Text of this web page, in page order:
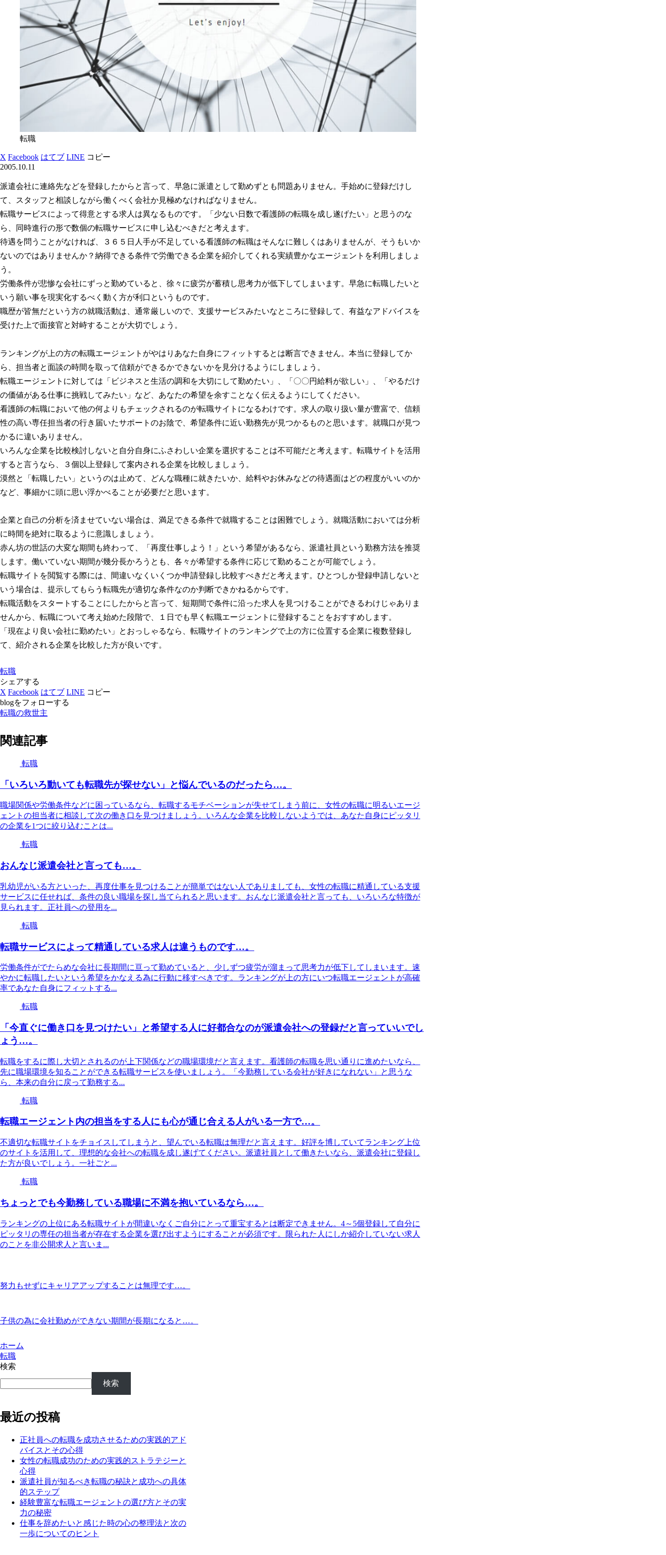
転職
X Facebook はてブ LINE コピー
2005.10.11
派遣会社に連絡先などを登録したからと言って、早急に派遣として勤めずとも問題ありません。手始めに登録だけし
て、スタッフと相談しながら働くべく会社か見極めなければなりません。
転職サービスによって得意とする求人は異なるものです。「少ない日数で看護師の転職を成し遂げたい」と思うのな
ら、同時進行の形で数個の転職サービスに申し込むべきだと考えます。
待遇を問うことがなければ、３６５日人手が不足している看護師の転職はそんなに難しくはありませんが、そうもいか
ないのではありませんか？納得できる条件で労働できる企業を紹介してくれる実績豊かなエージェントを利用しましょ
う。
労働条件が悲惨な会社にずっと勤めていると、徐々に疲労が蓄積し思考力が低下してしまいます。早急に転職したいと
いう願い事を現実化するべく動く方が利口というものです。
職歴が皆無だという方の就職活動は、通常厳しいので、支援サービスみたいなところに登録して、有益なアドバイスを
受けた上で面接官と対峙することが大切でしょう。
ランキングが上の方の転職エージェントがやはりあなた自身にフィットするとは断言できません。本当に登録してか
ら、担当者と面談の時間を取って信頼ができるかできないかを見分けるようにしましょう。
転職エージェントに対しては「ビジネスと生活の調和を大切にして勤めたい」、「〇〇円給料が欲しい」、「やるだけ
の価値がある仕事に挑戦してみたい」など、あなたの希望を余すことなく伝えるようにしてください。
看護師の転職において他の何よりもチェックされるのが転職サイトになるわけです。求人の取り扱い量が豊富で、信頼
性の高い専任担当者の行き届いたサポートのお陰で、希望条件に近い勤務先が見つかるものと思います。就職口が見つ
かるに違いありません。
いろんな企業を比較検討しないと自分自身にふさわしい企業を選択することは不可能だと考えます。転職サイトを活用
すると言うなら、３個以上登録して案内される企業を比較しましょう。
漠然と「転職したい」というのは止めて、どんな職種に就きたいか、給料やお休みなどの待遇面はどの程度がいいのか
など、事細かに頭に思い浮かべることが必要だと思います。
企業と自己の分析を済ませていない場合は、満足できる条件で就職することは困難でしょう。就職活動においては分析
に時間を絶対に取るように意識しましょう。
赤ん坊の世話の大変な期間も終わって、「再度仕事しよう！」という希望があるなら、派遣社員という勤務方法を推奨
します。働いていない期間が幾分長かろうとも、各々が希望する条件に応じて勤めることが可能でしょう。
転職サイトを閲覧する際には、間違いなくいくつか申請登録し比較すべきだと考えます。ひとつしか登録申請しないと
いう場合は、提示してもらう転職先が適切な条件なのか判断できかねるからです。
転職活動をスタートすることにしたからと言って、短期間で条件に沿った求人を見つけることができるわけじゃありま
せんから、転職について考え始めた段階で、１日でも早く転職エージェントに登録することをおすすめします。
「現在より良い会社に勤めたい」とおっしゃるなら、転職サイトのランキングで上の方に位置する企業に複数登録し
て、紹介される企業を比較した方が良いです。
転職
シェアする
X Facebook はてブ LINE コピー
blogをフォローする
転職の救世主
関連記事
転職
「いろいろ動いても転職先が探せない」と悩んでいるのだったら…。
職場関係や労働条件などに困っているなら、転職するモチベーションが失せてしまう前に、女性の転職に明るいエージ
ェントの担当者に相談して次の働き口を見つけましょう。いろんな企業を比較しないようでは、あなた自身にピッタリ
の企業を1つに絞り込むことは...
転職
おんなじ派遣会社と言っても…。
乳幼児がいる方といった、再度仕事を見つけることが簡単ではない人でありましても、女性の転職に精通している支援
サービスに任せれば、条件の良い職場を探し当てられると思います。おんなじ派遣会社と言っても、いろいろな特徴が
見られます。正社員への登用を...
転職
転職サービスによって精通している求人は違うものです…。
労働条件がでたらめな会社に長期間に亘って勤めていると、少しずつ疲労が溜まって思考力が低下してしまいます。速
やかに転職したいという希望をかなえる為に行動に移すべきです。ランキングが上の方にいつ転職エージェントが高確
率であなた自身にフィットする...
転職
「今直ぐに働き口を見つけたい」と希望する人に好都合なのが派遣会社への登録だと言っていいでし
ょう…。
転職をするに際し大切とされるのが上下関係などの職場環境だと言えます。看護師の転職を思い通りに進めたいなら、
先に職場環境を知ることができる転職サービスを使いましょう。「今勤務している会社が好きになれない」と思うな
ら、本来の自分に戻って勤務する...
転職
転職エージェント内の担当をする人にも心が通じ合える人がいる一方で…。
不適切な転職サイトをチョイスしてしまうと、望んでいる転職は無理だと言えます。好評を博していてランキング上位
のサイトを活用して、理想的な会社への転職を成し遂げてください。派遣社員として働きたいなら、派遣会社に登録し
た方が良いでしょう。一社ごと...
転職
ちょっとでも今勤務している職場に不満を抱いているなら…。
ランキングの上位にある転職サイトが間違いなくご自分にとって重宝するとは断定できません。4～5個登録して自分に
ピッタリの専任の担当者が存在する企業を選び出すようにすることが必須です。限られた人にしか紹介していない求人
のことを非公開求人と言いま...
努力もせずにキャリアアップすることは無理です…。
子供の為に会社勤めができない期間が長期になると…。
ホーム
転職
検索
検索
最近の投稿
正社員への転職を成功させるための実践的アド
バイスとその心得
女性の転職成功のための実践的ストラテジーと
心得
派遣社員が知るべき転職の秘訣と成功への具体
的ステップ
経験豊富な転職エージェントの選び方とその実
力の秘密
仕事を辞めたいと感じた時の心の整理法と次の
一歩についてのヒント